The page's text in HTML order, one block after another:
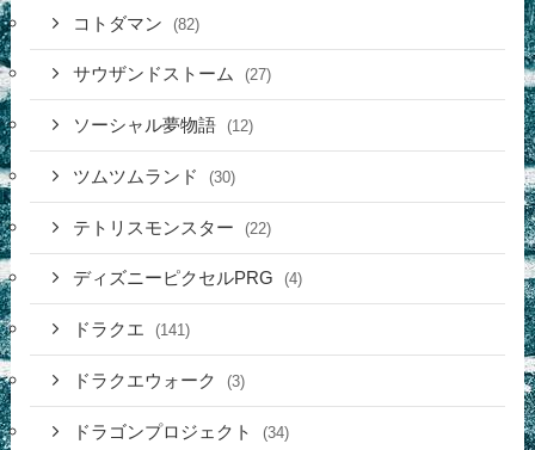
コトダマン (82)
サウザンドストーム (27)
ソーシャル夢物語 (12)
ツムツムランド (30)
テトリスモンスター (22)
ディズニーピクセルPRG (4)
ドラクエ (141)
ドラクエウォーク (3)
ドラゴンプロジェクト (34)